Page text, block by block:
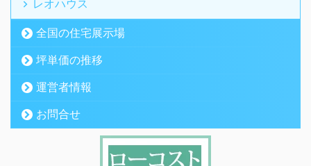
レオハウス
全国の住宅展示場
坪単価の推移
運営者情報
お問合せ